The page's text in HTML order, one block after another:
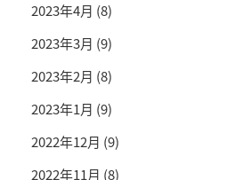
2023年4月 (8)
2023年3月 (9)
2023年2月 (8)
2023年1月 (9)
2022年12月 (9)
2022年11月 (8)